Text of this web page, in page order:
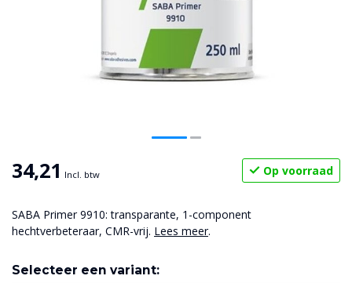
34,21 Incl. btw Op voorraad
SABA Primer 9910: transparante, 1-component
hechtverbeteraar, CMR-vrij. Lees meer.
Selecteer een variant: